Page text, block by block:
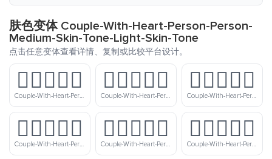
肤色变体 Couple-With-Heart-Person-Person-
Medium-Skin-Tone-Light-Skin-Tone
点击任意变体查看详情、复制或比较平台设计。
🧑🏻‍❤️‍🧑🏼
Couple-With-Heart-Person-Person-Light-Skin-Tone-Medium-Light-Skin-Tone
🧑🏻‍❤️‍🧑🏽
Couple-With-Heart-Person-Person-Light-Skin-Tone-Medium-Skin-Tone
🧑🏻‍❤️‍🧑🏾
Couple-With-Heart-Person-Person-Light-Skin-Tone-Medium-Dark-Skin-Tone
🧑🏻‍❤️‍🧑🏿
Couple-With-Heart-Person-Person-Light-Skin-Tone-Dark-Skin-Tone
🧑🏼‍❤️‍🧑🏻
Couple-With-Heart-Person-Person-Medium-Light-Skin-Tone-Light-Skin-Tone
🧑🏼‍❤️‍🧑🏽
Couple-With-Heart-Person-Person-Medium-Light-Skin-Tone-Medium-Skin-Tone